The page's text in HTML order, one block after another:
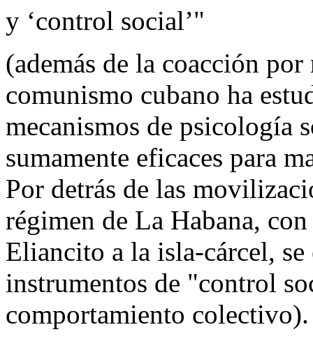
y ‘control social’"
(además de la coacción
comunismo cubano ha
mecanismos de psicología
sumamente eficaces para
Por detrás de las
régimen de La Habana,
Eliancito a la isla-cárcel, se
instrumentos de "control
comportamiento colectivo).